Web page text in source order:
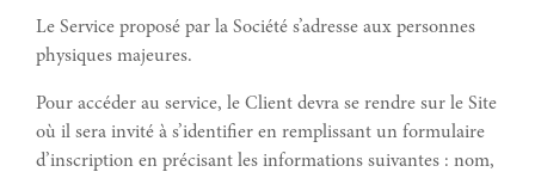
Le Service proposé par la Société s’adresse aux personnes
physiques majeures.
Pour accéder au service, le Client devra se rendre sur le Site
où il sera invité à s’identifier en remplissant un formulaire
d’inscription en précisant les informations suivantes : nom,